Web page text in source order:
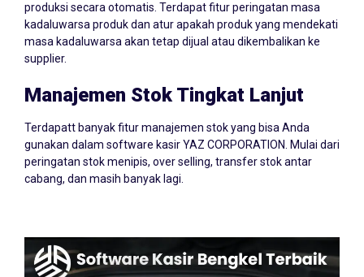
produksi secara otomatis. Terdapat fitur peringatan masa
kadaluwarsa produk dan atur apakah produk yang mendekati
masa kadaluwarsa akan tetap dijual atau dikembalikan ke
supplier.
Manajemen Stok Tingkat Lanjut
Terdapatt banyak fitur manajemen stok yang bisa Anda
gunakan dalam software kasir YAZ CORPORATION. Mulai dari
peringatan stok menipis, over selling, transfer stok antar
cabang, dan masih banyak lagi.